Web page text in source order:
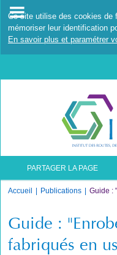
Ce site utilise des cookies de
mémoriser leur identification
En savoir plus et paramétrer
PARTAGER LA PAGE
Accueil Publications Guide :
Guide :
fabriqués en